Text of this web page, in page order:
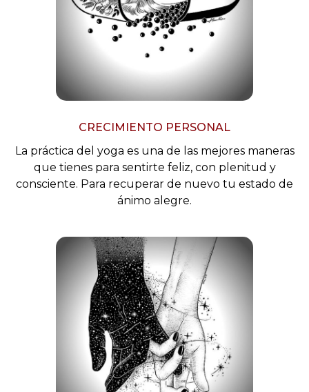
CRECIMIENTO PERSONAL
La práctica del yoga es una de las mejores maneras
que tienes para sentirte feliz, con plenitud y
consciente. Para recuperar de nuevo tu estado de
ánimo alegre.